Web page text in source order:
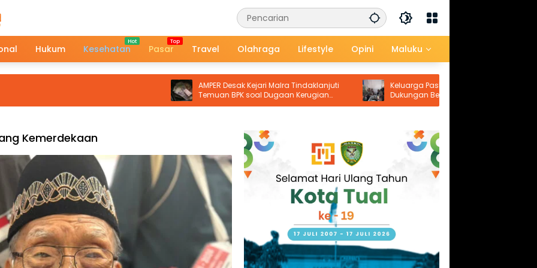
Hukum Kesehatan Pasar Travel Olahraga Lifestyle Opini Maluku
AMPER Desak Kejari Malra Tindaklanjuti
Temuan BPK soal Dugaan Kerugian
Negara Proyek Pasar Langgur
Keluarga Paskalis Horokubun Apresiasi
Dukungan Berbagai Pihak, Harapkan
Masa Depan Adik Korban Tetap Terjamin
Kemerdekaan